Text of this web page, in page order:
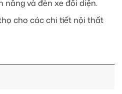
nắng và đèn xe đối diện.
cho các chi tiết nội thất